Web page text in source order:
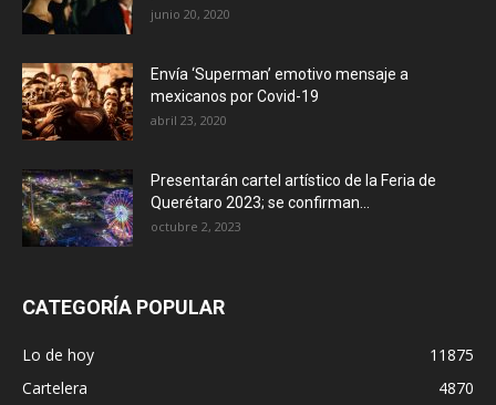
junio 20, 2020
Envía ‘Superman’ emotivo mensaje a
mexicanos por Covid-19
abril 23, 2020
Presentarán cartel artístico de la Feria de
Querétaro 2023; se confirman...
octubre 2, 2023
CATEGORÍA POPULAR
Lo de hoy
11875
Cartelera
4870